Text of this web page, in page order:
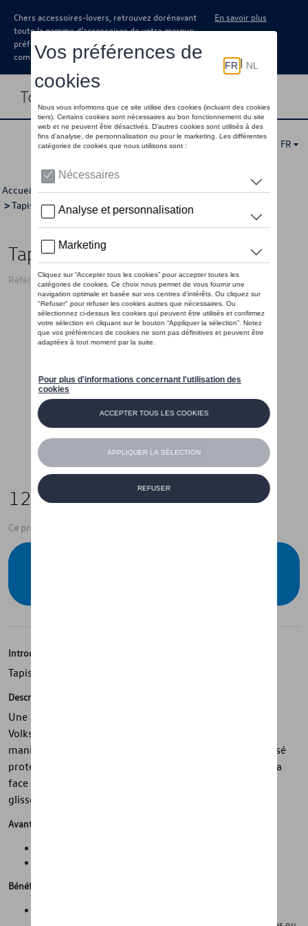
Chers accessoires-lovers, retrouvez dorénavant
toute la gamme d’accessoires de votre marque
préférée sous forme de catalogue à
commander auprès de votre concessionaire.
En savoir plus
Toggle navigation
FR
Accueil >Catalogue Volkswagen >Confort et protection
>Tapis et coquilles de coffre > Détail
Tapis de coffre réversible, Le noir
Référence: 3C8061210
127,10 €
Ce produit n'est actuellement pas de stock
Introduction
Tapis de coffre réversible
Description
Une aide astucieuse - le tapis de coffre réversible
Volkswagen d'origine parfaitement ajusté aide de deux
manières : sa surface supérieure en velours finement tissé
protège l'espace à bagages contre la saleté, tandis que sa
face inférieure en plastique empêche toute cargaison de
glisser. Simplement pratique.
Avantages
Bénéfices